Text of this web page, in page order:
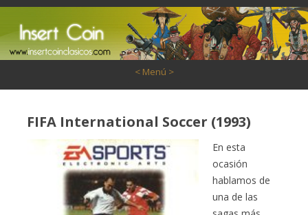
< Menú >
FIFA International Soccer (1993)
En esta
ocasión
hablamos de
una de las